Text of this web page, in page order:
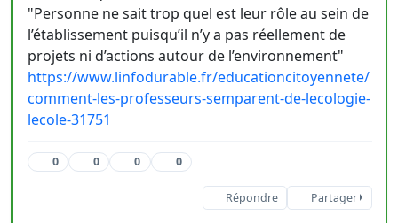
"Personne ne sait trop quel est leur rôle au sein de
l’établissement puisqu’il n’y a pas réellement de
projets ni d’actions autour de l’environnement"
https://www.linfodurable.fr/educationcitoyennete/
comment-les-professeurs-semparent-de-lecologie-
lecole-31751
0 0 0 0
Répondre Partager